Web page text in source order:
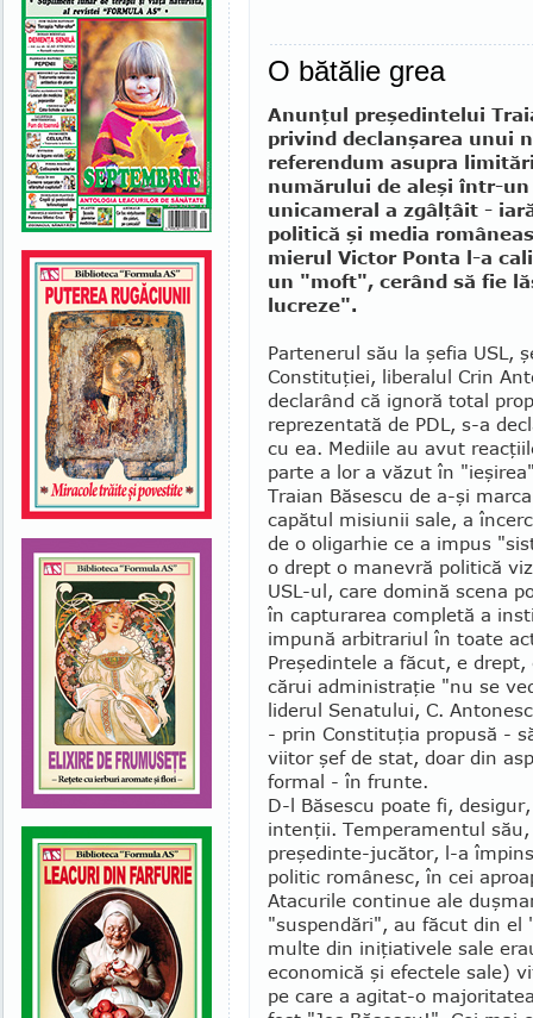
O bătălie grea
Anunţul preşedintelui
privind de­clan­şarea unui
referendum asupra
numărului de aleşi într-
unicameral a zgâlţâit -
politică şi media
mierul Victor Ponta l-a
un "moft", cerând să fie
lucreze".
Partenerul său la şefia USL,
Constituţiei, liberalul Crin
declarând că ignoră total
reprezentată de PDL, s-a
cu ea. Mediile au avut
parte a lor a văzut în
Traian Băsescu de a-şi
capătul misiunii sale, a
de o oligarhie ce a impus
o drept o ma­nevră politică
USL-ul, care domină scena
în capturarea completă a
impună arbitrariul în toate
Preşedintele a făcut, e
cărui administraţie "nu se
liderul Senatului, C.
- prin Constituţia propusă -
viitor şef de stat, doar din
formal - în frunte.
D-l Băsescu poate fi,
intenţii. Temperamentul
preşedinte-jucător, l-a
politic românesc, în cei
Atacurile continue ale
"suspendări", au făcut din el
multe din ini­ţiativele sale
eco­nomică şi efectele sale)
pe care a agitat-o